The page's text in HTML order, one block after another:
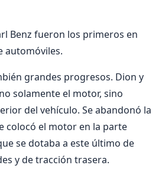
Benz fueron los primeros en
automóviles.
grandes progresos. Dion y
solamente el motor, sino
del vehículo. Se abandonó la
colocó el motor en la parte
se dotaba a este último de
y de tracción trasera.